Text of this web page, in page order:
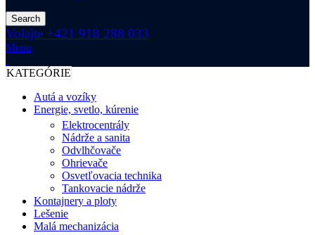
Search
Volajte +421 918 288 033
Menu
KATEGÓRIE
Autá a vozíky
Energie, svetlo, kúrenie
Elektrocentrály
Nádrže a sanita
Odvlhčovače
Ohrievače
Osvetľovacia technika
Tankovacie nádrže
Kontajnery a ploty
Lešenie
Malá mechanizácia